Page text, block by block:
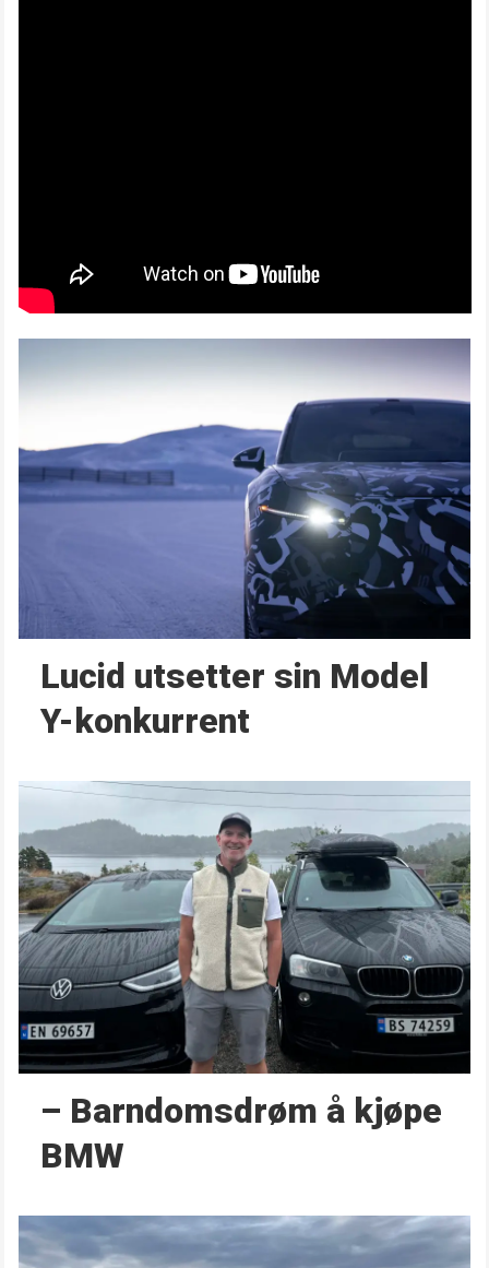
Lucid utsetter sin Model
Y-konkurrent
– Barndoms­drøm å kjøpe
BMW